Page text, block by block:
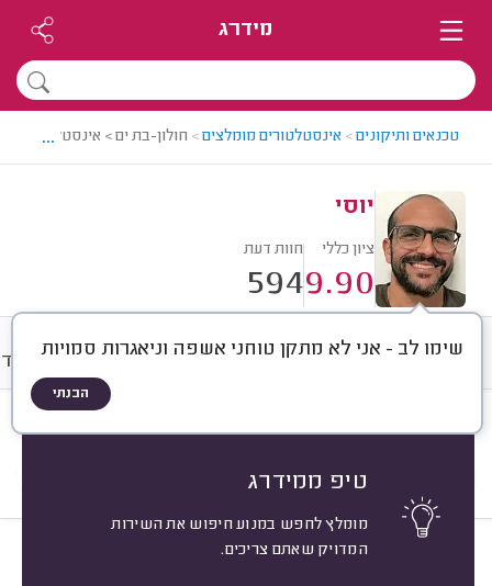
מידרג
טכנאים ותיקונים> אינסטלטורים מומלצים> חולון-בת ים > אינסטלטור
...
יוסי
ציון כללי
9.90
חוות דעת
594
שימו לב - אני לא מתקן טוחני אשפה וניאגרות סמויות
הבנתי
טיפ ממידרג
מומלץ לחפש במנוע חיפוש את השירות
המדויק שאתם צריכים.
חוות דעת מחירים ממוצע
סוגי סתימות
רוסלן ב. חולון.